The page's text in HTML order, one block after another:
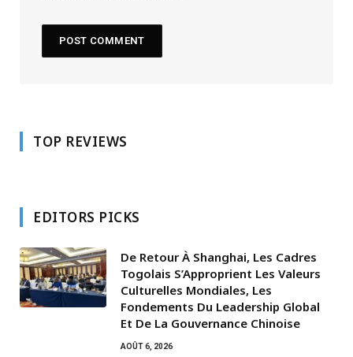
TOP REVIEWS
EDITORS PICKS
De Retour À Shanghai, Les Cadres
Togolais S’Approprient Les Valeurs
Culturelles Mondiales, Les
Fondements Du Leadership Global
Et De La Gouvernance Chinoise
AOÛT 6, 2026